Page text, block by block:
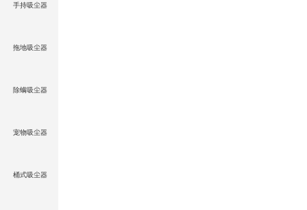
手持吸尘器
拖地吸尘器
除螨吸尘器
宠物吸尘器
桶式吸尘器